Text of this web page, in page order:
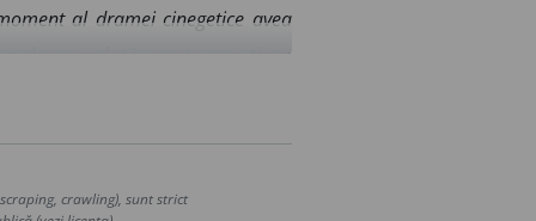
al dramei cinegetice avea
= deocamdată, pentru un timp
un moment, isprăvile sale.
favorabilă, prilej bun.
crawling), sunt strict